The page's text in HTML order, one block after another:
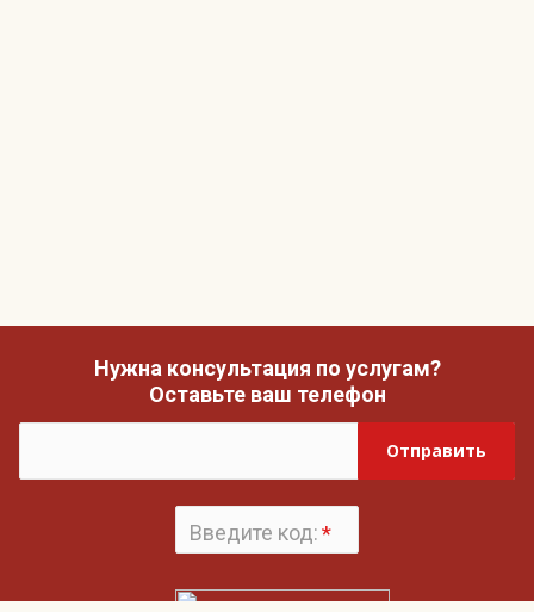
Нужна консультация по услугам?
Оставьте ваш телефон
Отправить
Введите код:*